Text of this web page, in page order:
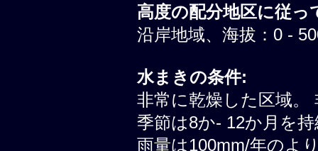
高度の配分地区に従っ
沿岸地域、海拔：0 -
水まきの条件:
非常に乾燥した区域。
季節は8か- 12か月を
雨量は100mm/年のよ